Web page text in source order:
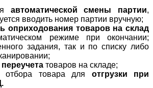
автоматической смены партии,
вводить номер партии вручную;
оприходования товаров на склад
режиме при окончании;
задания, так и по списку либо
переучета товаров на складе;
отбора товара для отгрузки при